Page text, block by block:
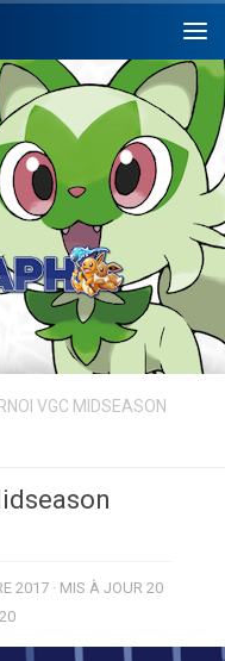
VGC MIDSEASON
2017 · MIS À JOUR 20